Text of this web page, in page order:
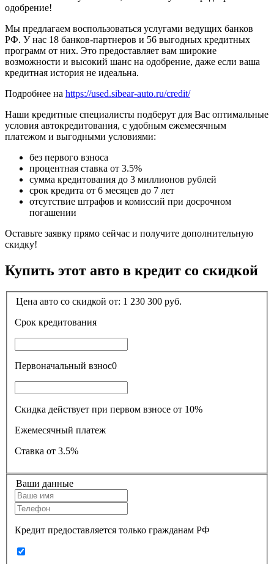
одобрение!
Мы предлагаем воспользоваться услугами ведущих банков
РФ. У нас 18 банков-партнеров и 56 выгодных кредитных
программ от них. Это предоставляет вам широкие
возможности и высокий шанс на одобрение, даже если ваша
кредитная история не идеальна.
Подробнее на https://used.sibear-auto.ru/credit/
Наши кредитные специалисты подберут для Вас оптимальные
условия автокредитования, с удобным ежемесячным
платежом и выгодными условиями:
без первого взноса
процентная ставка от 3.5%
сумма кредитования до 3 миллионов рублей
срок кредита от 6 месяцев до 7 лет
отсутствие штрафов и комиссий при досрочном
погашении
Оставьте заявку прямо сейчас и получите дополнительную
скидку!
Купить этот авто в кредит со скидкой
Цена авто со скидкой от: 1 230 300 руб.
Срок кредитования
Первоначальный взнос0
Скидка действует при первом взносе от 10%
Ежемесячный платеж
Ставка от 3.5%
Ваши данные
Кредит предоставляется только гражданам РФ